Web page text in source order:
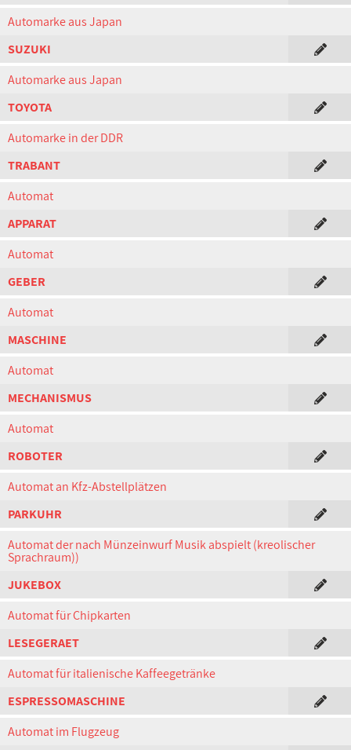
Automarke aus Japan
SUZUKI
Automarke aus Japan
TOYOTA
Automarke in der DDR
TRABANT
Automat
APPARAT
Automat
GEBER
Automat
MASCHINE
Automat
MECHANISMUS
Automat
ROBOTER
Automat an Kfz-Abstellplätzen
PARKUHR
Automat der nach Münzeinwurf Musik abspielt (kreolischer
Sprachraum))
JUKEBOX
Automat für Chipkarten
LESEGERAET
Automat für italienische Kaffeegetränke
ESPRESSOMASCHINE
Automat im Flugzeug